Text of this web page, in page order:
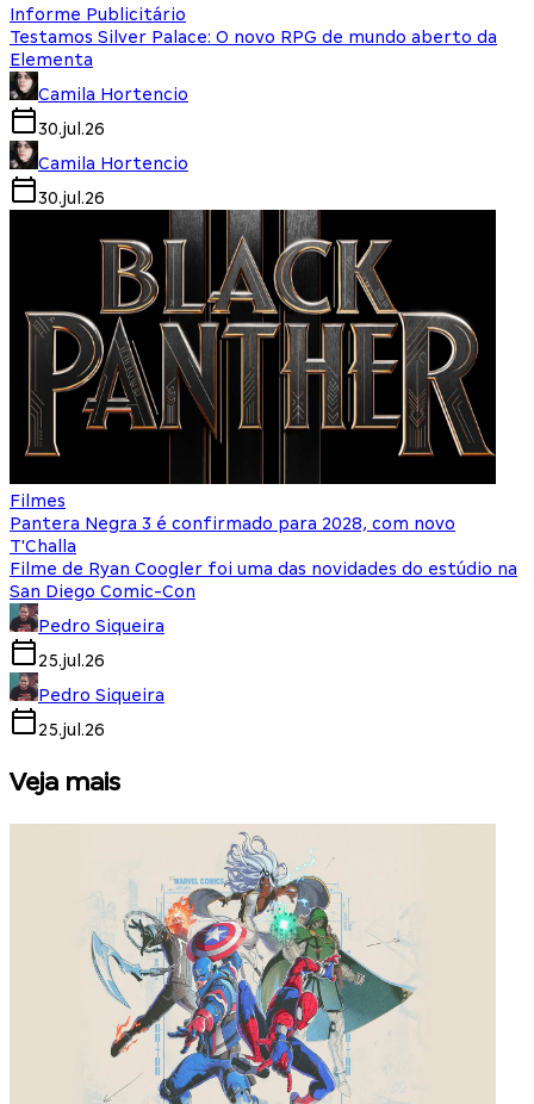
Informe Publicitário
Testamos Silver Palace: O novo RPG de mundo aberto da
Elementa
Camila Hortencio
30.jul.26
Camila Hortencio
30.jul.26
Filmes
Pantera Negra 3 é confirmado para 2028, com novo
T'Challa
Filme de Ryan Coogler foi uma das novidades do estúdio na
San Diego Comic-Con
Pedro Siqueira
25.jul.26
Pedro Siqueira
25.jul.26
Veja mais